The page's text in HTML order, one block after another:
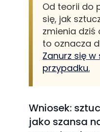
Od teorii do
się, jak
zmienia dziś
to oznacza
Zanurz się
przypadku.
Wniosek:
jako szansa